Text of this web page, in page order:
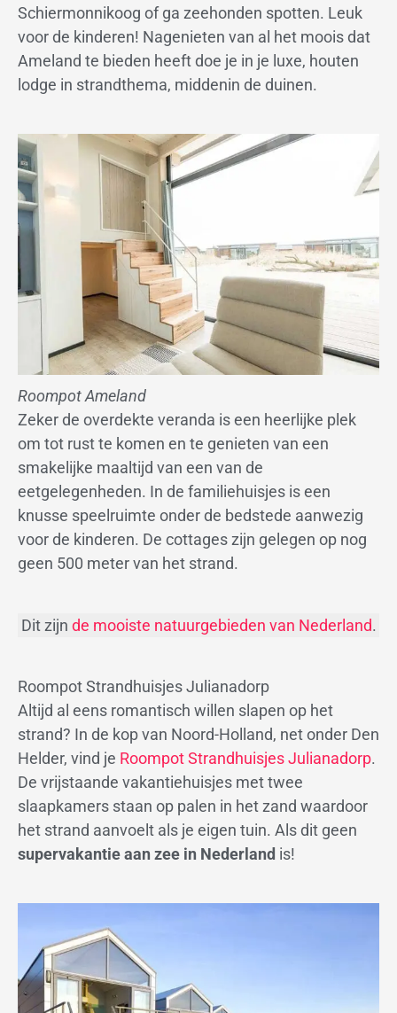
Schiermonnikoog of ga zeehonden spotten. Leuk
voor de kinderen! Nagenieten van al het moois dat
Ameland te bieden heeft doe je in je luxe, houten
lodge in strandthema, middenin de duinen.
Roompot Ameland
Zeker de overdekte veranda is een heerlijke plek
om tot rust te komen en te genieten van een
smakelijke maaltijd van een van de
eetgelegenheden. In de familiehuisjes is een
knusse speelruimte onder de bedstede aanwezig
voor de kinderen. De cottages zijn gelegen op nog
geen 500 meter van het strand.
Dit zijn de mooiste natuurgebieden van Nederland.
Roompot Strandhuisjes Julianadorp
Altijd al eens romantisch willen slapen op het
strand? In de kop van Noord-Holland, net onder Den
Helder, vind je Roompot Strandhuisjes Julianadorp.
De vrijstaande vakantiehuisjes met twee
slaapkamers staan op palen in het zand waardoor
het strand aanvoelt als je eigen tuin. Als dit geen
supervakantie aan zee in Nederland is!